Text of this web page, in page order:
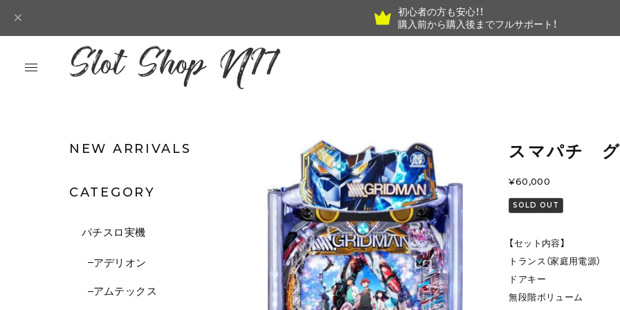
初心者の方も安心！！
購入前から購入後までフルサポート！
NEW ARRIVALS
CATEGORY
パチスロ実機
アデリオン
アムテックス
スマパチ グ
¥60,000
SOLD OUT
【セット内容】
トランス（家庭用電源）
ドアキー
無段階ボリューム